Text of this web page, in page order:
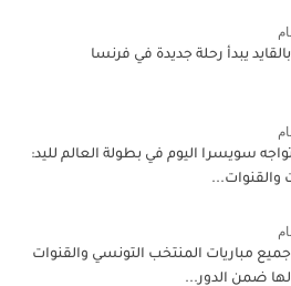
يبدأ رحلة جديدة في فرنسا
سويسرا اليوم في بطولة العالم لليد:
والقنوات...
مباريات المنتخب التونسي والقنوات
لها ضمن الدور...